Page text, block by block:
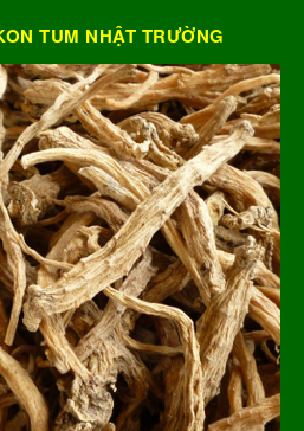
TUM NHẬT TRƯỜNG